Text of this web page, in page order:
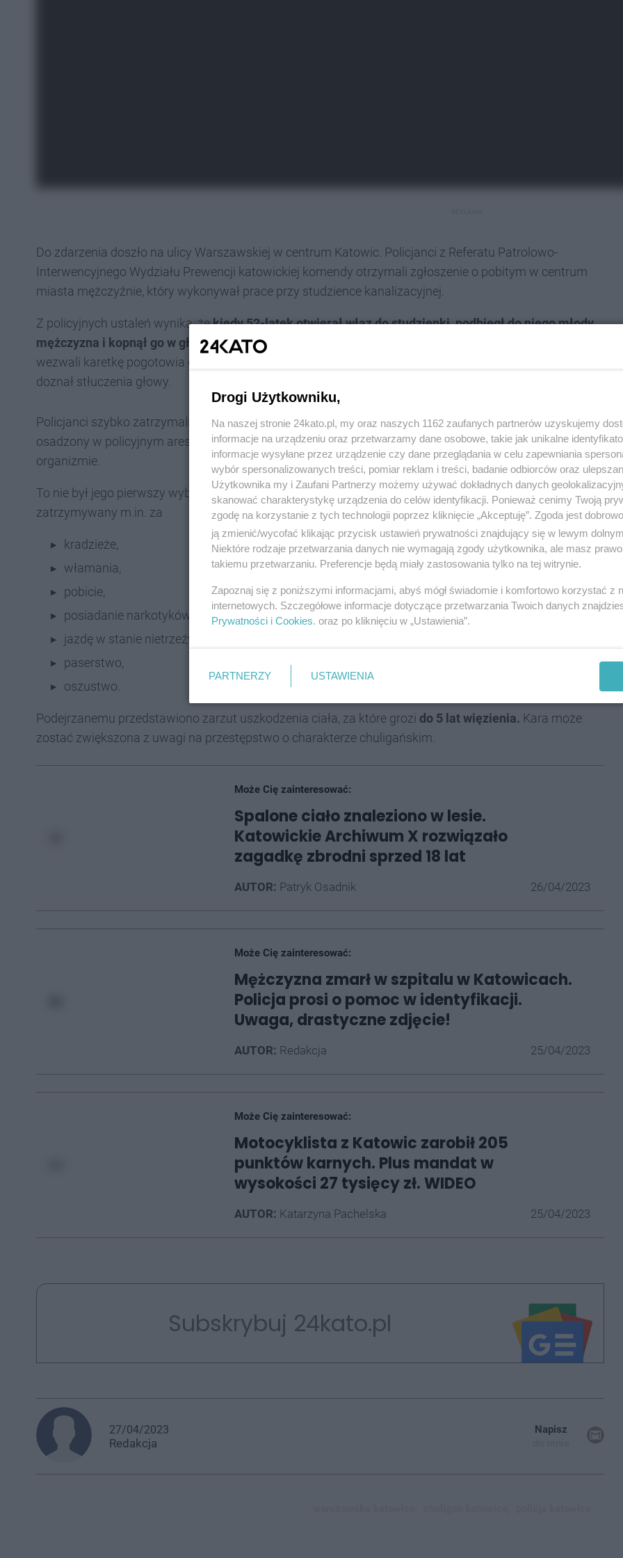
Do zdarzenia doszło na ulicy Warszawskiej w centrum Katowic. Policjanci z Referatu Patrolowo-
Interwencyjnego Wydziału Prewencji katowickiej komendy otrzymali zgłoszenie o pobitym w centrum
miasta mężczyźnie, który wykonywał prace przy studzience kanalizacyjnej.
Z policyjnych ustaleń wynika, żekiedy 52-latek otwierał właz do studzienki, podbiegł do niego młody
mężczyzna i kopnął go w głowę, a następnie uciekł z miejsca zdarzenia.
wezwali karetkę pogotowia do rannego mężczyzny i ruszyli na poszukiwania sprawcy. Pokrzywdzony
doznał stłuczenia głowy.
Policjanci szybko zatrzymali sprawcę pobicia. Okazał się nim 25-letni mieszkaniec Katowic. Został on
osadzony w policyjnym areszcie. Badania trzeźwości wskazało, że miał2,22 promila alkoholuw
organizmie.
To nie był jego pierwszy wybryk. 25-latek ma bogatą przeszłość kryminalną. Wcześniej był
zatrzymywany m.in. za
kradzieże,
włamania,
pobicie,
posiadanie narkotyków,
jazdę w stanie nietrzeźwości,
paserstwo,
oszustwo.
Podejrzanemu przedstawiono zarzut uszkodzenia ciała, za które grozi do 5 lat więzienia. Kara może
zostać zwiększona z uwagi na przestępstwo o charakterze chuligańskim.
Może Cię zainteresować:
Spalone ciało znaleziono w lesie.
Katowickie Archiwum X rozwiązało
zagadkę zbrodni sprzed 18 lat
AUTOR: Patryk Osadnik 26/04/2023
Może Cię zainteresować:
Mężczyzna zmarł w szpitalu w Katowicach.
Policja prosi o pomoc w identyfikacji.
Uwaga, drastyczne zdjęcie!
AUTOR: Redakcja 25/04/2023
Może Cię zainteresować:
Motocyklista z Katowic zarobił 205
punktów karnych. Plus mandat w
wysokości 27 tysięcy zł. WIDEO
AUTOR: Katarzyna Pachelska 25/04/2023
Subskrybuj 24kato.pl
27/04/2023
Redakcja
Napisz
Drogi Użytkowniku,
Na naszej stronie 24kato.pl, my oraz naszych 1162 zaufanych partnerów uzyskujemy
informacje na urządzeniu oraz przetwarzamy dane osobowe, takie jak unikalne
informacje wysyłane przez urządzenie czy dane przeglądania w celu zapewniania
wybór spersonalizowanych treści, pomiar reklam i treści, badanie odbiorców oraz
Użytkownika my i Zaufani Partnerzy możemy używać dokładnych danych
skanować charakterystykę urządzenia do celów identyfikacji. Ponieważ cenimy Twoją
zgodę na korzystanie z tych technologii poprzez kliknięcie „Akceptuję”. Zgoda jest
ją zmienić/wycofać klikając przycisk ustawień prywatności znajdujący się w lewym
Niektóre rodzaje przetwarzania danych nie wymagają zgody użytkownika, ale masz
takiemu przetwarzaniu. Preferencje będą miały zastosowania tylko na tej witrynie.
Zapoznaj się z poniższymi informacjami, abyś mógł świadomie i komfortowo korzystać z
internetowych. Szczegółowe informacje dotyczące przetwarzania Twoich danych
Prywatności i Cookies. oraz po kliknięciu w „Ustawienia”.
PARTNERZY USTAWIENIA